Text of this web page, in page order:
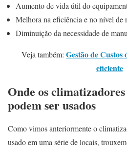
Aumento de vida útil do
Melhora na eficiência e no nível de
Diminuição da necessidade de
Veja também: Gestão de
eficiente
Onde os
podem ser usados
Como vimos anteriormente o
usado em uma série de locais,